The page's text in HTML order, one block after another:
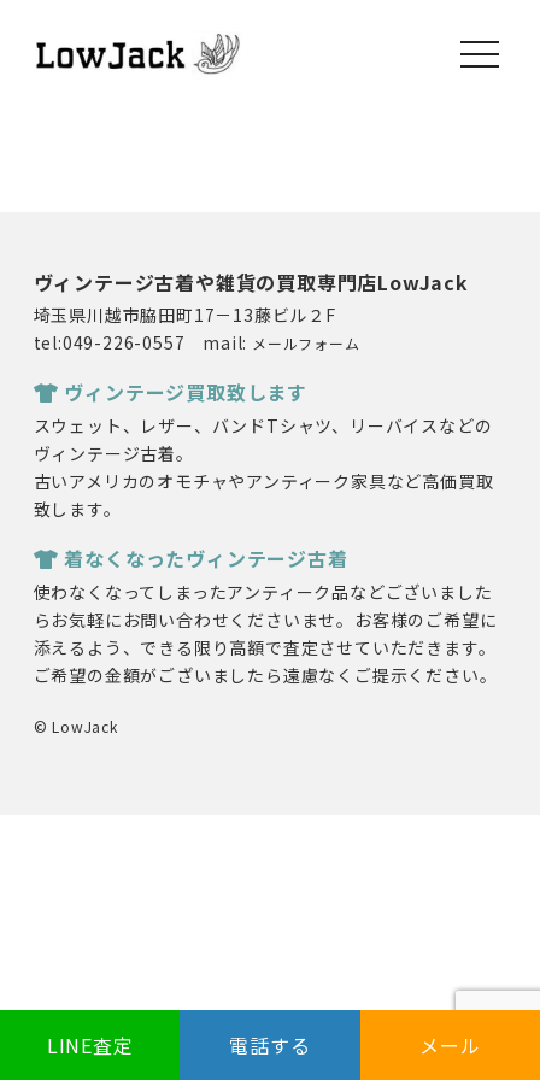
toggle
ヴィンテージ古着や雑貨の買取専門店LowJack
埼玉県川越市脇田町17－13藤ビル２F
tel:049-226-0557 mail: メールフォーム
ヴィンテージ買取致します
スウェット、レザー、バンドTシャツ、リーバイスなどの
ヴィンテージ古着。
古いアメリカのオモチャやアンティーク家具など高価買取
致します。
着なくなったヴィンテージ古着
使わなくなってしまったアンティーク品などございました
らお気軽にお問い合わせくださいませ。お客様のご希望に
添えるよう、できる限り高額で査定させていただきます。
ご希望の金額がございましたら遠慮なくご提示ください。
© LowJack
LINE査定 電話する メール